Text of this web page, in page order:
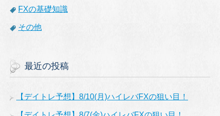
FXの基礎知識
その他
最近の投稿
【デイトレ予想】8/10(月)ハイレバFXの狙い目！